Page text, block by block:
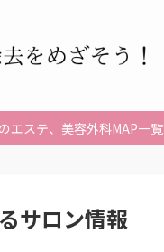
エステ、美容外科MAP一覧
サロン情報